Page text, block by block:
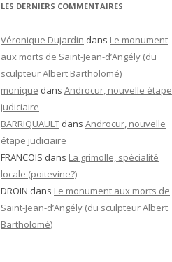
LES DERNIERS COMMENTAIRES
Véronique Dujardin dans Le monument
aux morts de Saint-Jean-d’Angély (du
sculpteur Albert Bartholomé)
monique dans Androcur, nouvelle étape
judiciaire
BARRIQUAULT dans Androcur, nouvelle
étape judiciaire
FRANCOIS dans La grimolle, spécialité
locale (poitevine?)
DROIN dans Le monument aux morts de
Saint-Jean-d’Angély (du sculpteur Albert
Bartholomé)